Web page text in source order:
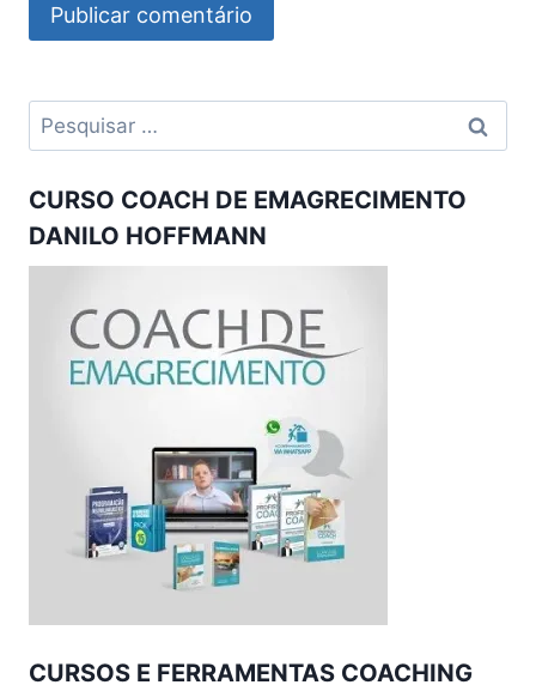
Pesquisar
por:
CURSO COACH DE EMAGRECIMENTO
DANILO HOFFMANN
CURSOS E FERRAMENTAS COACHING